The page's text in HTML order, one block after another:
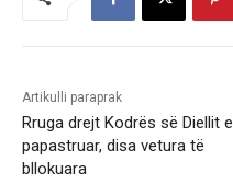
Artikulli paraprak
Rruga drejt Kodrës së Diellit e
papastruar, disa vetura të
bllokuara